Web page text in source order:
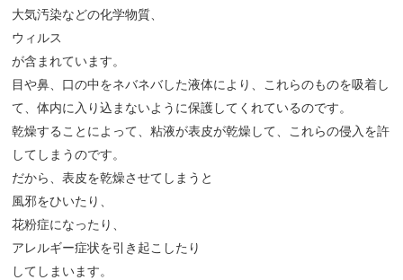
大気汚染などの化学物質、
ウィルス
が含まれています。
目や鼻、口の中をネバネバした液体により、これらのものを吸着し
て、体内に入り込まないように保護してくれているのです。
乾燥することによって、粘液が表皮が乾燥して、これらの侵入を許
してしまうのです。
だから、表皮を乾燥させてしまうと
風邪をひいたり、
花粉症になったり、
アレルギー症状を引き起こしたり
してしまいます。